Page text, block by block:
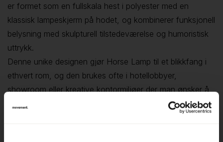
er formet som en fullskala hest i polyester med en
klassisk lampeskjerm på hodet, og kombinerer funksjonell
belysning med skulpturell tilstedeværelse og humoristisk
uttrykk.
Denne unike designen gjør Horse Lamp til et blikkfang i
ethvert rom, og den brukes ofte i hotellobbyer,
showroom eller kreative kontormiljøer der man ønsker å
skape en uventet og minneverdig atmosfære.
✅ Designet av Front Design – Banebrytende og lekent